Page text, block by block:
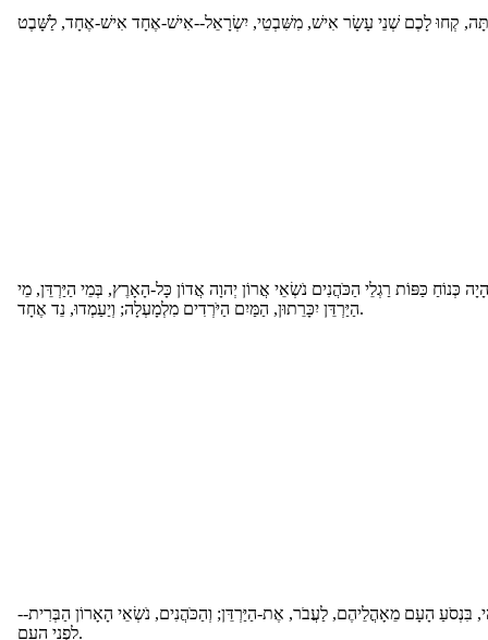
כְּנוֹחַ כַּפּוֹת רַגְלֵי הַכֹּהֲנִים נֹשְׂאֵי אֲרוֹן יְהוָה אֲדוֹן כָּל-הָאָרֶץ, בְּמֵי הַיַּרְדֵּן, מֵי
הַיַּרְדֵּן יִכָּרֵתוּן, הַמַּיִם הַיֹּרְדִים מִלְמָעְלָה; וְיַעַמְדוּ, נֵד אֶחָד.
בִּנְסֹעַ הָעָם מֵאָהֳלֵיהֶם, לַעֲבֹר, אֶת-הַיַּרְדֵּן; וְהַכֹּהֲנִים, נֹשְׂאֵי הָאָרוֹן הַבְּרִית--
לִפְנֵי הָעָם.